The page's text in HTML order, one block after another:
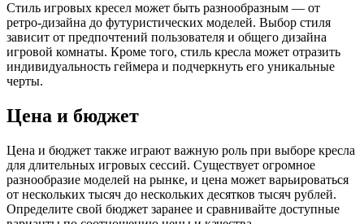
Стиль игровых кресел может быть разнообразным — от
ретро-дизайна до футуристических моделей. Выбор стиля
зависит от предпочтений пользователя и общего дизайна
игровой комнаты. Кроме того, стиль кресла может отразить
индивидуальность геймера и подчеркнуть его уникальные
черты.
Цена и бюджет
Цена и бюджет также играют важную роль при выборе кресла
для длительных игровых сессий. Существует огромное
разнообразие моделей на рынке, и цена может варьироваться
от нескольких тысяч до нескольких десятков тысяч рублей.
Определите свой бюджет заранее и сравнивайте доступные